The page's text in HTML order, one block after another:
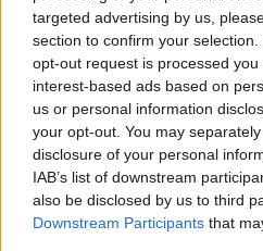
targeted advertising by us,
section to confirm your
opt-out request is processed
interest-based ads based on
us or personal information
your opt-out. You may
disclosure of your personal
IAB’s list of downstream
also be disclosed by us to third
Downstream Participants that
Nagy
Győr és
Nőileg
Sándor
menjünk!